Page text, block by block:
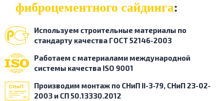
фиброцементного сайдинга:
Используем строительные материалы по
стандарту качества ГОСТ 52146-2003
Работаем с материалами международной
системы качества ISO 9001
Производим монтаж по СНиП II-3-79, СНиП 23-02-
2003 и СП 50.13330.2012